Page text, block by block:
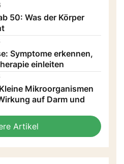
50: Was der Körper
Symptome erkennen,
einleiten
Mikroorganismen
auf Darm und
Artikel